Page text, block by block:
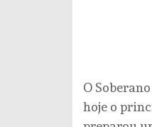
O
hoje o